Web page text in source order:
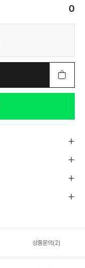
0
상품문의(2)